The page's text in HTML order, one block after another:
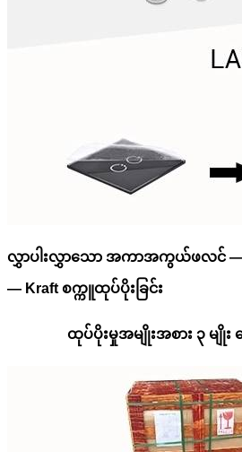
လွှာပါးလွှာသော အကာအကွယ်ဖလင် —
— Kraft စက္ကူထုပ်ပိုးခြင်း
ထုပ်ပိုးမှုအမျိုးအစား ၃ မျိုး